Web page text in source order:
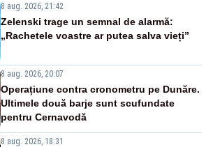
8 aug. 2026, 21:42
Zelenski trage un semnal de alarmă:
„Rachetele voastre ar putea salva vieți”
8 aug. 2026, 20:07
Operațiune contra cronometru pe Dunăre.
Ultimele două barje sunt scufundate
pentru Cernavodă
8 aug. 2026, 18:31